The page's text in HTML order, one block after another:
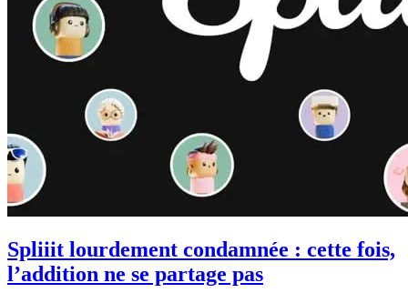
Spliiit lourdement condamnée : cette fois,
l’addition ne se partage pas